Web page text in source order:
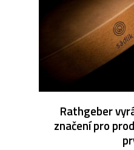
Rathgeber
značení pro